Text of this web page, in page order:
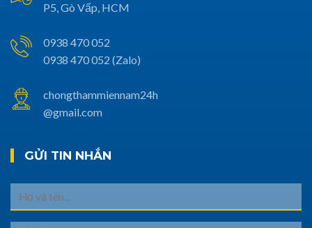
P5, Gò Vấp, HCM
0938 470 052
0938 470 052 (Zalo)
chongthammiennam24h
@gmail.com
GỬI TIN NHẮN